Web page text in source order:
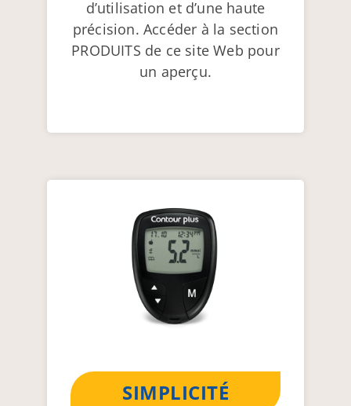
d’utilisation et d’une haute
précision. Accéder à la section
PRODUITS de ce site Web pour
un aperçu.
SIMPLICITÉ